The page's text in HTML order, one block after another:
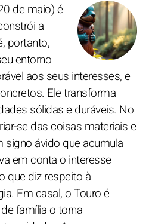
de maio) é
a
portanto,
entorno
aos seus interesses, e
Ele transforma
sólidas e duráveis. No
se das coisas materiais e
ávido que acumula
em conta o interesse
que diz respeito à
Em casal, o Touro é
família o torna